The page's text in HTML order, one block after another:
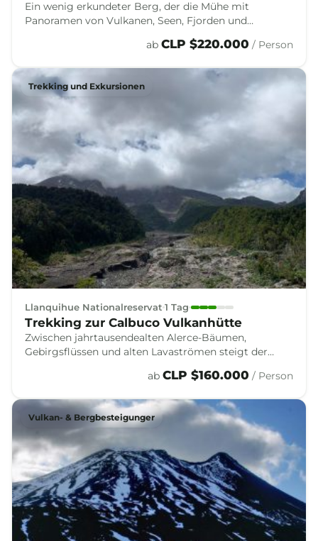
Ein wenig erkundeter Berg, der die Mühe mit
Panoramen von Vulkanen, Seen, Fjorden und
Genießen an einem oder zwei Tagen.
ab CLP $220.000 / Person
Trekking und Exkursionen
Llanquihue Nationalreservat 1 Tag
Trekking zur Calbuco Vulkanhütte
Zwischen jahrtausendealten Alerce-Bäumen,
Gebirgsflüssen und alten Lavaströmen steigt der
Wald der Hochgebirgslandschaft weicht.
ab CLP $160.000 / Person
Vulkan- & Bergbesteigunger